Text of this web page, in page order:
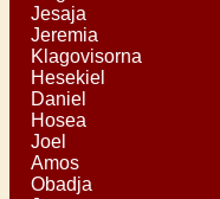
Jesaja
Jeremia
Klagovisorna
Hesekiel
Daniel
Hosea
Joel
Amos
Obadja